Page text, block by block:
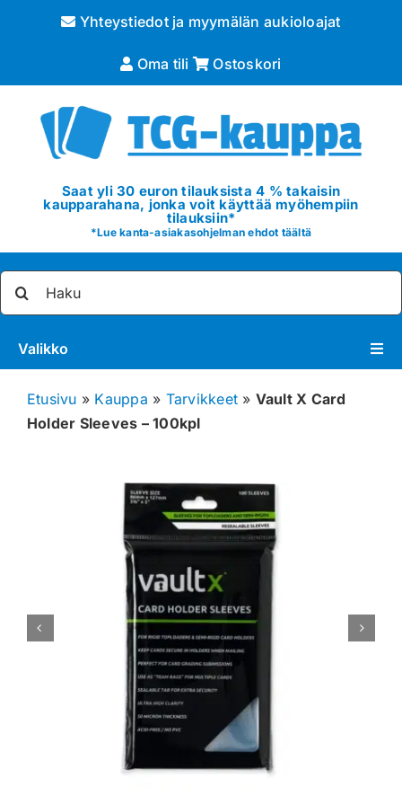
Yhteystiedot ja myymälän aukioloajat
Oma tili Ostoskori
Saat yli 30 euron tilauksista 4 % takaisin
kaupparahana, jonka voit käyttää myöhempiin
tilauksiin*
*Lue kanta-asiakasohjelman ehdot täältä
Valikko
Pokémon
Greidatut kortit
Greidauspalvelu
Etusivu » Kauppa » Tarvikkeet » Vault X Card
Holder Sleeves – 100kpl